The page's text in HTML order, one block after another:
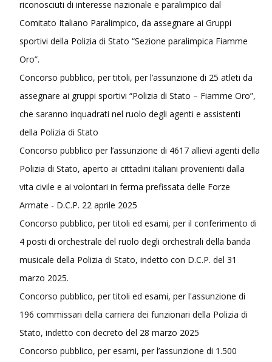
riconosciuti di interesse nazionale e paralimpico dal
Comitato Italiano Paralimpico, da assegnare ai Gruppi
sportivi della Polizia di Stato “Sezione paralimpica Fiamme
Oro”.
Concorso pubblico, per titoli, per l’assunzione di 25 atleti da
assegnare ai gruppi sportivi “Polizia di Stato – Fiamme Oro”,
che saranno inquadrati nel ruolo degli agenti e assistenti
della Polizia di Stato
Concorso pubblico per l’assunzione di 4617 allievi agenti della
Polizia di Stato, aperto ai cittadini italiani provenienti dalla
vita civile e ai volontari in ferma prefissata delle Forze
Armate - D.C.P. 22 aprile 2025
Concorso pubblico, per titoli ed esami, per il conferimento di
4 posti di orchestrale del ruolo degli orchestrali della banda
musicale della Polizia di Stato, indetto con D.C.P. del 31
marzo 2025.
Concorso pubblico, per titoli ed esami, per l'assunzione di
196 commissari della carriera dei funzionari della Polizia di
Stato, indetto con decreto del 28 marzo 2025
Concorso pubblico, per esami, per l’assunzione di 1.500